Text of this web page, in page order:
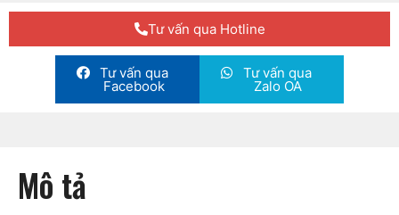
Tư vấn qua Hotline
Tư vấn qua
Facebook
Tư vấn qua
Zalo OA
Mô tả